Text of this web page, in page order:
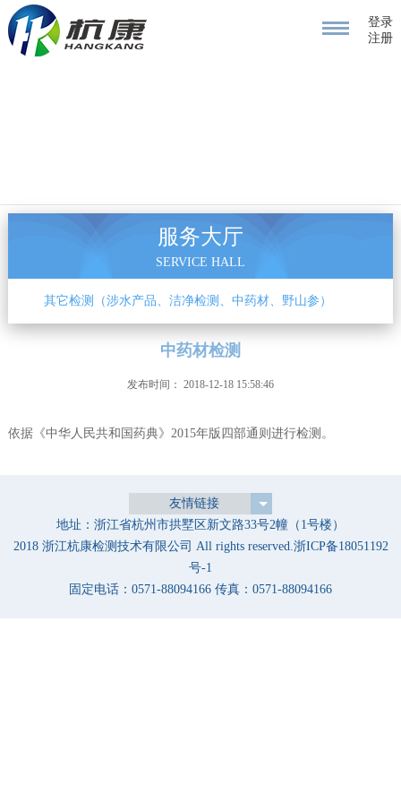
登录
注册
服务大厅
SERVICE HALL
其它检测（涉水产品、洁净检测、中药材、野山参）
中药材检测
发布时间： 2018-12-18 15:58:46
依据《中华人民共和国药典》2015年版四部通则进行检测。
友情链接
地址：浙江省杭州市拱墅区新文路33号2幢（1号楼）
2018 浙江杭康检测技术有限公司 All rights reserved.浙ICP备18051192
号-1
固定电话：0571-88094166 传真：0571-88094166